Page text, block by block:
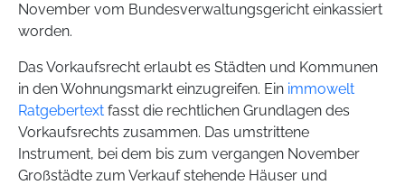
November vom Bundesverwaltungsgericht einkassiert
worden.
Das Vorkaufsrecht erlaubt es Städten und Kommunen
in den Wohnungsmarkt einzugreifen. Ein immowelt
Ratgebertext fasst die rechtlichen Grundlagen des
Vorkaufsrechts zusammen. Das umstrittene
Instrument, bei dem bis zum vergangen November
Großstädte zum Verkauf stehende Häuser und